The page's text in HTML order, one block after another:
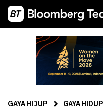
GAYA HIDUP GAYA HIDUP